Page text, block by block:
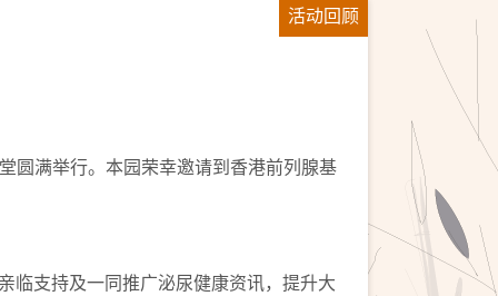
活动回顾
圆满举行。本园荣幸邀请到香港前列腺基
临支持及一同推广泌尿健康资讯，提升大